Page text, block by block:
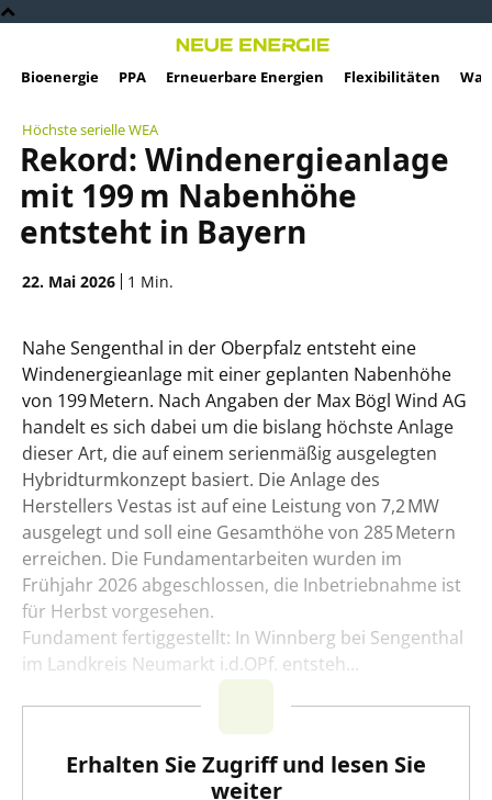
Bioenergie PPA Erneuerbare Energien Flexibilitäten
Höchste serielle WEA
Rekord: Windenergieanlage
mit 199 m Nabenhöhe
entsteht in Bayern
22. Mai 2026 1 Min.
Nahe Sengenthal in der Oberpfalz entsteht eine
Windenergieanlage mit einer geplanten Nabenhöhe
von 199 Metern. Nach Angaben der Max Bögl Wind AG
handelt es sich dabei um die bislang höchste Anlage
dieser Art, die auf einem serienmäßig ausgelegten
Hybridturmkonzept basiert. Die Anlage des
Herstellers Vestas ist auf eine Leistung von 7,2 MW
ausgelegt und soll eine Gesamthöhe von 285 Metern
erreichen. Die Fundamentarbeiten wurden im
Frühjahr 2026 abgeschlossen, die Inbetriebnahme ist
für Herbst vorgesehen.
Fundament fertiggestellt: In Winnberg bei Sengenthal
im Landkreis Neumarkt i.d.OPf. entsteh...
Erhalten Sie Zugriff und lesen Sie
weiter